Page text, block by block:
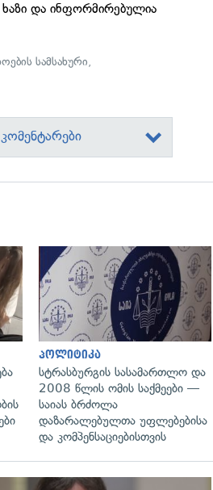
ხაზი და ინფორმირებულია
სამსახური,
კომენტარები
გადახედვა
პოლიტიკა
სტრასბურგის სასამართლო და
2008 წლის ომის საქმეები —
საიას ბრძოლა
დაზარალებულთა უფლებებისა
და კომპენსაციებისთვის